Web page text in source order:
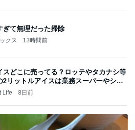
ぎて無理だった掃除
クス 13時間前
スどこに売ってる？ロッテやタカナシ等
2リットルアイスは業務スーパーやシャ
Life 8日前